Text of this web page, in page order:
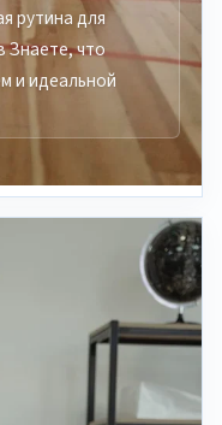
рутина для
Знаете, что
и идеальной